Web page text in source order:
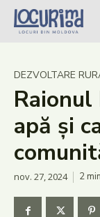
Caută în
Știri
Evenimente
Dezvoltare
Vinării
DEZVOLTARE
apă și
nov. 27, 2024 2